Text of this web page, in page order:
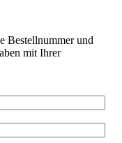
Bestellnummer und
mit Ihrer